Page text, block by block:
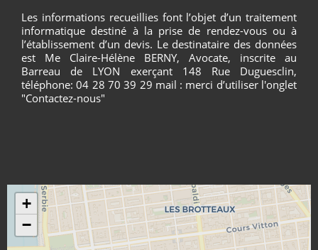
Les informations recueillies font l’objet d’un traitement
informatique destiné à la prise de rendez-vous ou à
l’établissement d’un devis. Le destinataire des données
est Me Claire-Hélène BERNY, Avocate, inscrite au
Barreau de LYON exerçant 148 Rue Duguesclin,
téléphone: 04 28 70 39 29 mail : merci d’utiliser l'onglet
"Contactez-nous"
+
−